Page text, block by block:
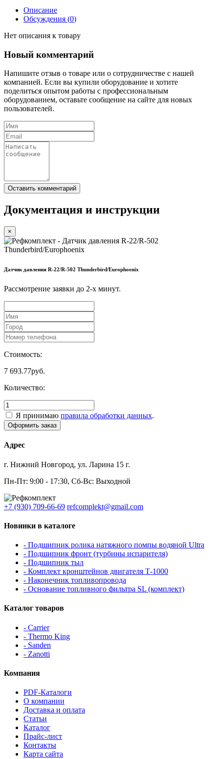
Описание
Обсуждения (0)
Нет описания к товару
Новый комментарий
Напишите отзыв о товаре или о сотрудничестве с нашей
компанией. Если вы купили оборудование и хотите
поделиться опытом работы с профессиональным
оборудованием, оставьте сообщение на сайте для новых
пользователей.
Документация и инструкции
×
Датчик давления R-22/R-502 Thunderbird/Europhoenix
Рассмотрение заявки до 2-x минут.
Стоимость:
7 693.77руб.
Количество:
Я принимаю правила обработки данных.
Адрес
г. Нижний Новгород, ул. Ларина 15 г.
Пн-Пт: 9:00 - 17:30, Сб-Вс: Выходной
+7 (930) 709-66-69 refcomplekt@gmail.com
Новинки в каталоге
- Подшипник ролика натяжного помпы водяной Ultra
- Подшипник фронт (турбины испарителя)
- Подшипник тыл
- Комплект кронштейнов двигателя Т-1000
- Наконечник топливопровода
- Основание топливного фильтра SL (комплект)
Каталог товаров
- Carrier
- Thermo King
- Sanden
- Zanotti
Компания
PDF-Каталоги
О компании
Доставка и оплата
Статьи
Каталог
Прайс-лист
Контакты
Карта сайта